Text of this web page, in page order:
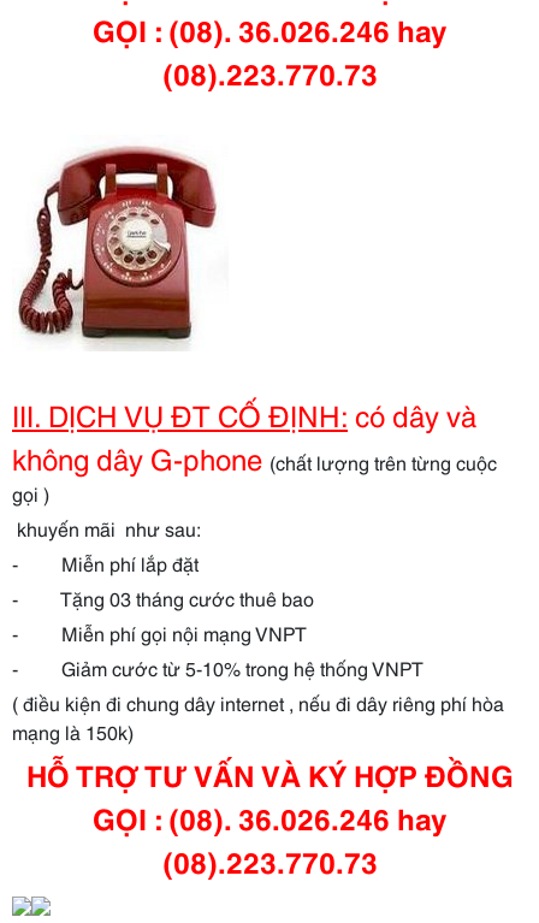
GỌI : (08). 36.026.246 hay
(08).223.770.73
III. DỊCH VỤ ĐT CỐ ĐỊNH: có dây và
không dây G-phone (chất lượng trên từng cuộc
gọi )
khuyến mãi như sau:
- Miễn phí lắp đặt
- Tặng 03 tháng cước thuê bao
- Miễn phí gọi nội mạng VNPT
- Giảm cước từ 5-10% trong hệ thống VNPT
( điều kiện đi chung dây internet , nếu đi dây riêng phí hòa
mạng là 150k)
HỖ TRỢ TƯ VẤN VÀ KÝ HỢP ĐỒNG
GỌI : (08). 36.026.246 hay
(08).223.770.73